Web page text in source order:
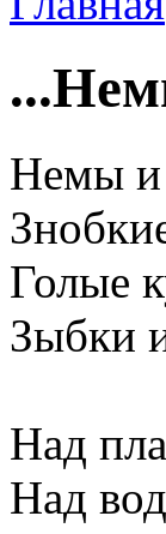
Немы и
Голые
Зыбки
Над
Над